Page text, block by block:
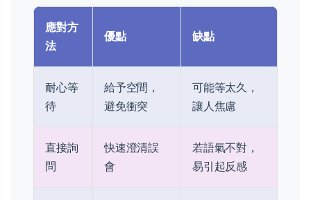
應對方
法
優點 缺點
耐心等
待
給予空間，
避免衝突
可能等太久，
讓人焦慮
直接詢
問
快速澄清誤
會
若語氣不對，
易引起反感